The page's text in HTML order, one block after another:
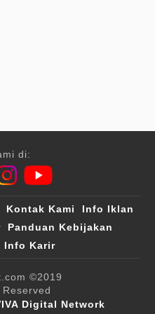
di:
Kontak Kami
Info Iklan
Panduan Kebijakan
Info Karir
©2019
Digital Network